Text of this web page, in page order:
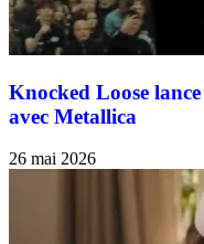
Knocked Loose
avec Metallica
26 mai 2026